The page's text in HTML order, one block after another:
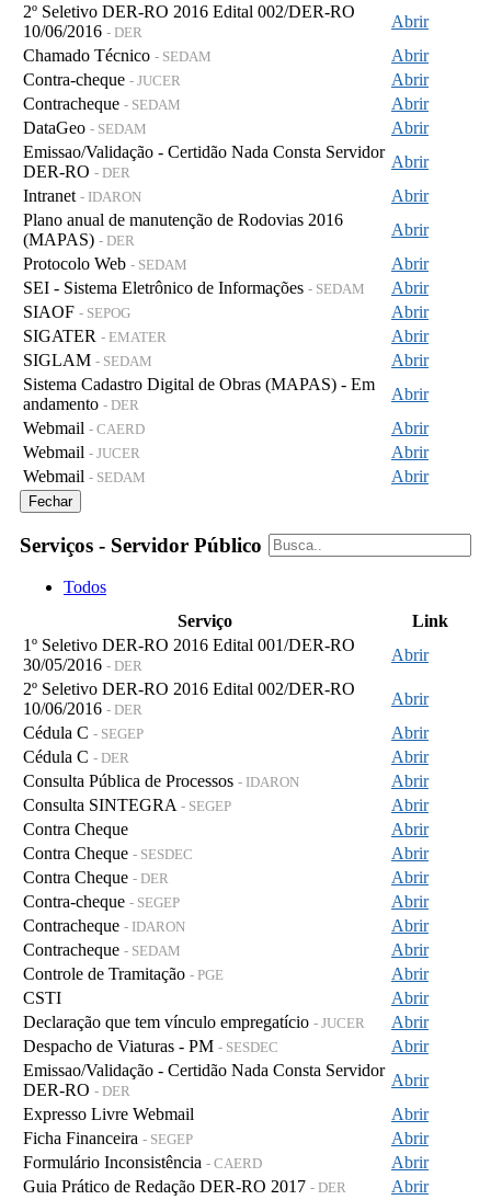
2º Seletivo DER-RO 2016 Edital 002/DER-RO
10/06/2016 - DER
Abrir
Chamado Técnico - SEDAM
Abrir
Contra-cheque - JUCER
Abrir
Contracheque - SEDAM
Abrir
DataGeo - SEDAM
Abrir
Emissao/Validação - Certidão Nada Consta Servidor
DER-RO - DER
Abrir
Intranet - IDARON
Abrir
Plano anual de manutenção de Rodovias 2016
(MAPAS) - DER
Abrir
Protocolo Web - SEDAM
Abrir
SEI - Sistema Eletrônico de Informações - SEDAM
Abrir
SIAOF - SEPOG
Abrir
SIGATER - EMATER
Abrir
SIGLAM - SEDAM
Abrir
Sistema Cadastro Digital de Obras (MAPAS) - Em
andamento - DER
Abrir
Webmail - CAERD
Abrir
Webmail - JUCER
Abrir
Webmail - SEDAM Abrir
Fechar
Serviços - Servidor Público
Todos
Serviço
Link
1º Seletivo DER-RO 2016 Edital 001/DER-RO
30/05/2016 - DER
Abrir
2º Seletivo DER-RO 2016 Edital 002/DER-RO
10/06/2016 - DER
Abrir
Cédula C - SEGEP
Abrir
Cédula C - DER
Abrir
Consulta Pública de Processos - IDARON
Abrir
Consulta SINTEGRA - SEGEP
Abrir
Contra Cheque
Abrir
Contra Cheque - SESDEC
Abrir
Contra Cheque - DER
Abrir
Contra-cheque - SEGEP
Abrir
Contracheque - IDARON
Abrir
Contracheque - SEDAM
Abrir
Controle de Tramitação - PGE
Abrir
CSTI
Abrir
Declaração que tem vínculo empregatício - JUCER
Abrir
Despacho de Viaturas - PM - SESDEC
Abrir
Emissao/Validação - Certidão Nada Consta Servidor
DER-RO - DER
Abrir
Expresso Livre Webmail
Abrir
Ficha Financeira - SEGEP
Abrir
Formulário Inconsistência - CAERD
Abrir
Guia Prático de Redação DER-RO 2017 - DER
Abrir